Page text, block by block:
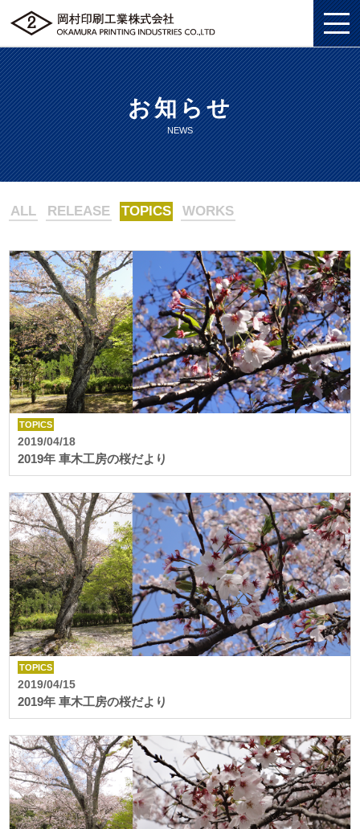
私たちについて
私たちについてトップ
プライバシーポリシー
労働における権利に関する方針
一般事業主行動計画
総合印刷ソリューション
美術印刷
独自の印刷技法
インクジェット印刷
プロフェッショナル・トナー印刷
プロモーションツール
3DCG制作
取扱説明書
ソリューショントップ
物流ソリューション
文化財アーカイブ＆複製＆活用
環境ソリューション
周年事業
グッズ
グッズトップ
複製原画
DECOTTE
美術散華
紙行灯
御朱印・御城印
企業情報
企業情報トップ
代表挨拶
会社概要
文化活動
採用情報
プライバシーポリシー
サイトマップ
お問い合わせ
お知らせ
NEWS
ALL RELEASE TOPICS WORKS
TOPICS
2019/04/18
2019年 車木工房の桜だより
TOPICS
2019/04/15
2019年 車木工房の桜だより